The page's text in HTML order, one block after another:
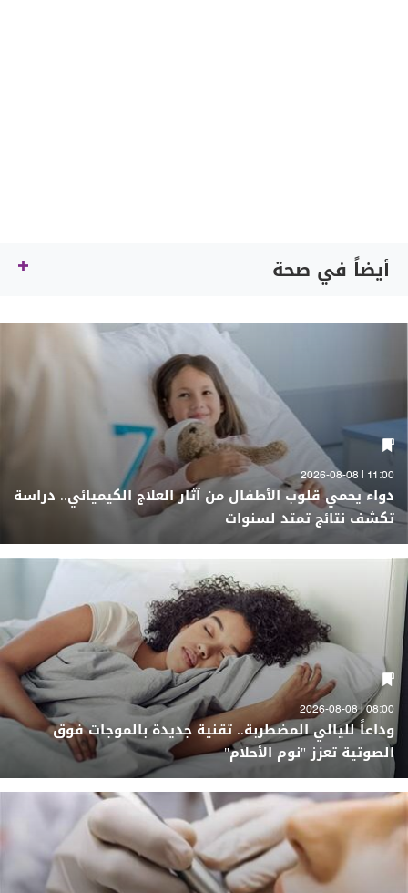
أيضاً في صحة
11:00 | 2026-08-08
دواء يحمي قلوب الأطفال من آثار العلاج الكيميائي.. دراسة
تكشف نتائج تمتد لسنوات
08:00 | 2026-08-08
وداعاً لليالي المضطربة.. تقنية جديدة بالموجات فوق
الصوتية تعزز "نوم الأحلام"